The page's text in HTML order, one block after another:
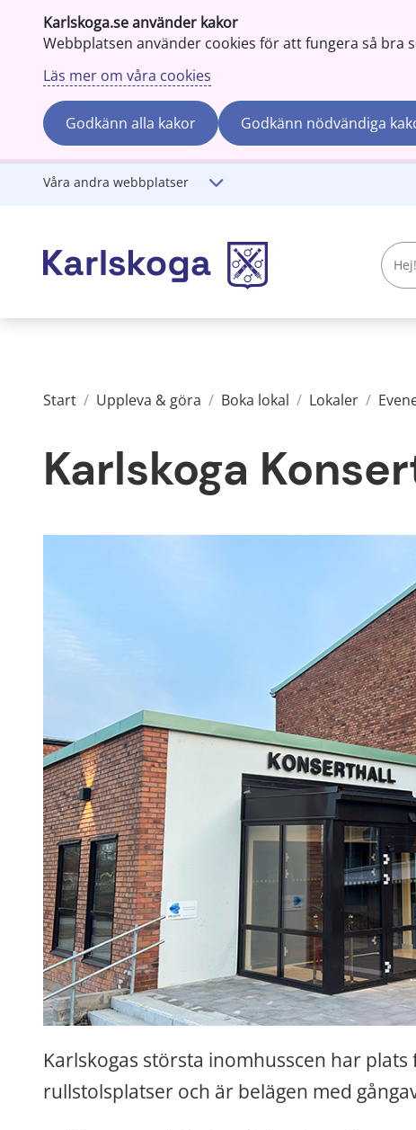
Karlskoga.se använder kakor
Webbplatsen använder cookies för att fungera så
Läs mer om våra cookies
Godkänn alla kakor Godkänn nödvändiga
Gå till innehåll
Våra andra webbplatser
Start / Uppleva & göra / Boka lokal / Lokaler /
Karlskoga
Karlskogas största inomhusscen har
rullstolsplatser och är belägen med